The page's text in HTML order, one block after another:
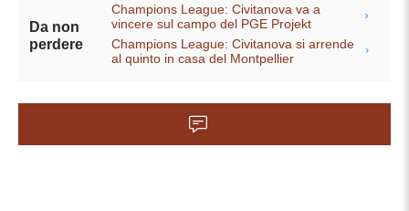
Da non
perdere
Champions League: Civitanova va a
vincere sul campo del PGE Projekt
Champions League: Civitanova si arrende
al quinto in casa del Montpellier